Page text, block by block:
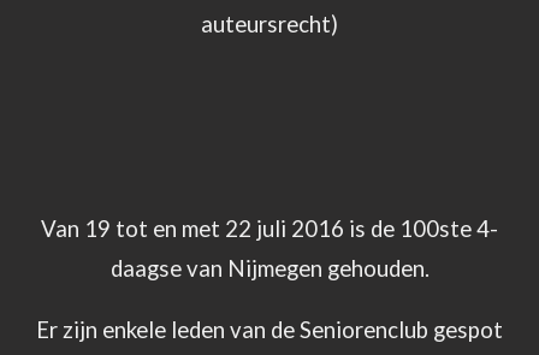
auteursrecht)
Van 19 tot en met 22 juli 2016 is de 100ste 4-
daagse van Nijmegen gehouden.
Er zijn enkele leden van de Seniorenclub gespot